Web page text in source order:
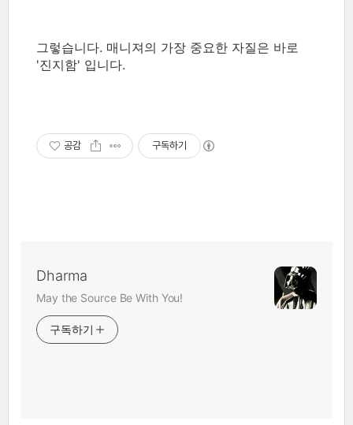
그렇습니다. 매니져의 가장 중요한 자질은 바로
'진지함' 입니다.
공감 구독하기
Dharma
May the Source Be With You!
구독하기